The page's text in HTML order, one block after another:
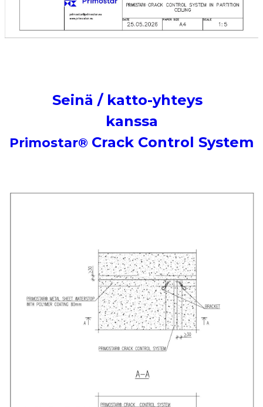
Seinä / katto-yhteys
kanssa
Primostar® Crack Control System